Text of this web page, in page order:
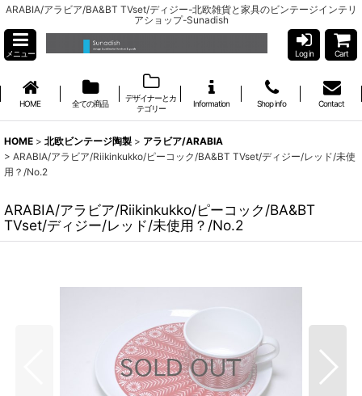
ARABIA/アラビア/BA&BT TVset/ディジー-北欧雑貨と家具のビンテージインテリ
アショップ-Sunadish
メニュー Log in Cart
HOME 全ての商品
デザイナーとカ
テゴリー
Information Shop info Contact
HOME > 北欧ビンテージ陶製 > アラビア/ARABIA
> ARABIA/アラビア/Riikinkukko/ピーコック/BA&BT TVset/ディジー/レッド/未使
用？/No.2
ARABIA/アラビア/Riikinkukko/ピーコック/BA&BT
TVset/ディジー/レッド/未使用？/No.2